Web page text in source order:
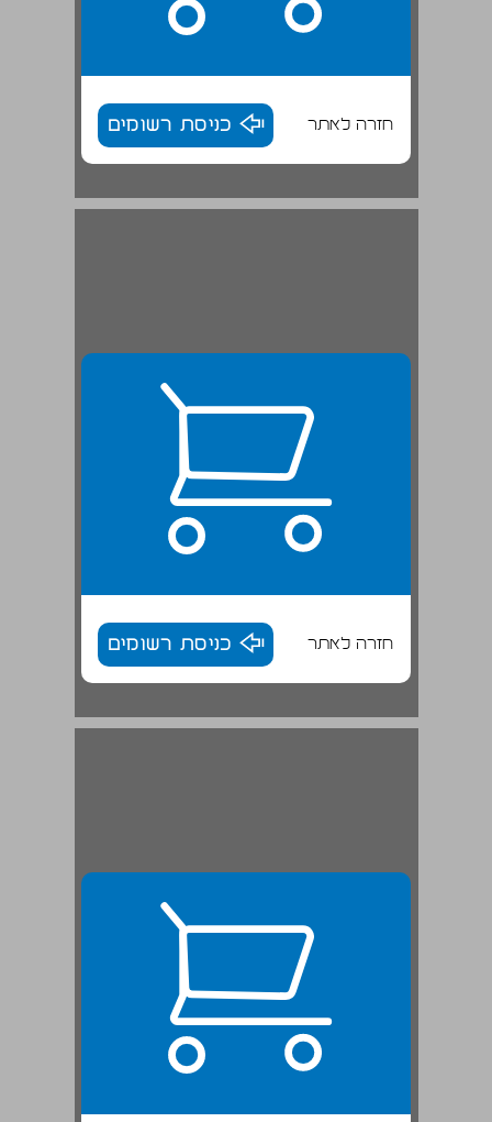
חזרה לאתר כניסת רשומים
חזרה לאתר כניסת רשומים